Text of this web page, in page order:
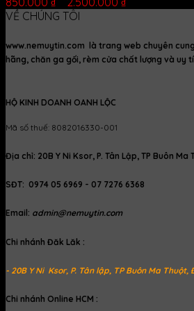
VỀ CHÚNG TÔI
www.nemuytin.com là trang web chuyên
hãng, chăn ga gối, rèm cửa chất lượng và uy
HỘ KINH DOANH OANH LỘC
Mã số thuế: 8082016330-001
Địa chỉ: 20B Y Ni Ksor, P. Tân Lập, TP Buôn Ma
SĐT: 0974 05 6969 - 07 7276 6368
Email: admin@nemuytin.com
Chi nhánh Đăk Lăk :
- 20B Y Ni Ksor, P. Tân lập, TP Buôn Ma
Chi nhánh Online HCM :